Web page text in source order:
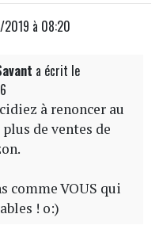
à 08:20
a écrit le
à renoncer au
de ventes de
comme VOUS qui
! o:)